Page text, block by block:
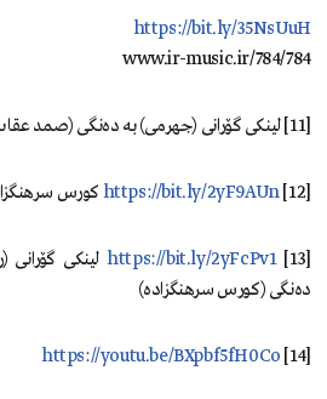
https://bit.ly/35NsUuH
www.ir-music.ir/784/784
[11] لینکی گۆرانی (جهرمی) بە دەنگی (صمد عقاب یا بردیدە)
https://bit.ly/2yF9AUn[12] کورس سرهنگزادە زیاتر بناسە
https://bit.ly/2yFcPv1[13] لینکی
دەنگی (کورس سرهنگزادە)
https://youtu.be/BXpbf5fH0Co [14]